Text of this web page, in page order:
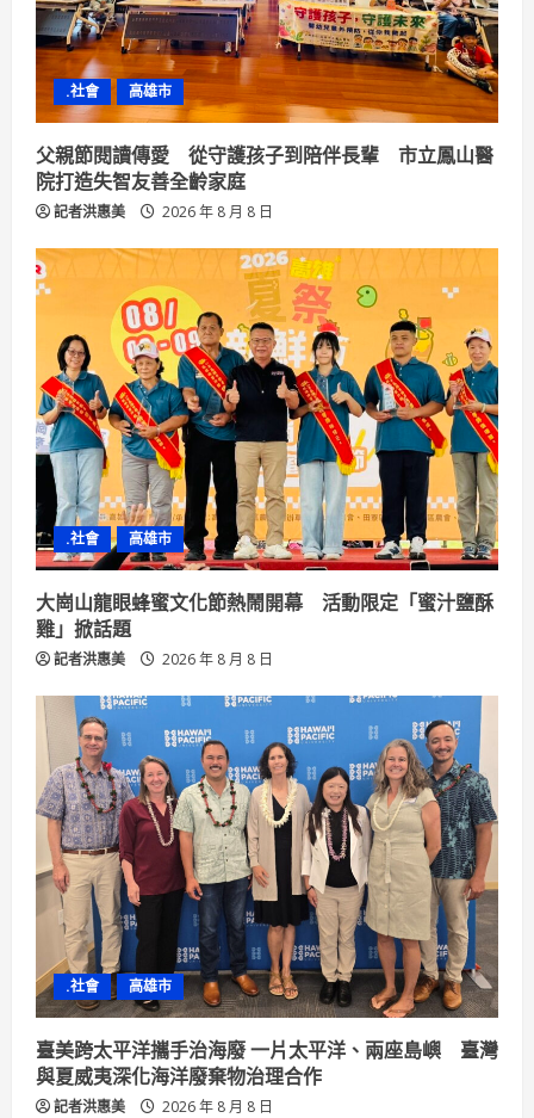
i
n
g
.社會 高雄市
父親節閱讀傳愛 從守護孩子到陪伴長輩 市立鳳山醫
院打造失智友善全齡家庭
記者洪惠美 2026 年 8 月 8 日
.社會 高雄市
大崗山龍眼蜂蜜文化節熱鬧開幕 活動限定「蜜汁鹽酥
雞」掀話題
記者洪惠美 2026 年 8 月 8 日
.社會 高雄市
臺美跨太平洋攜手治海廢 一片太平洋、兩座島嶼 臺灣
與夏威夷深化海洋廢棄物治理合作
記者洪惠美 2026 年 8 月 8 日